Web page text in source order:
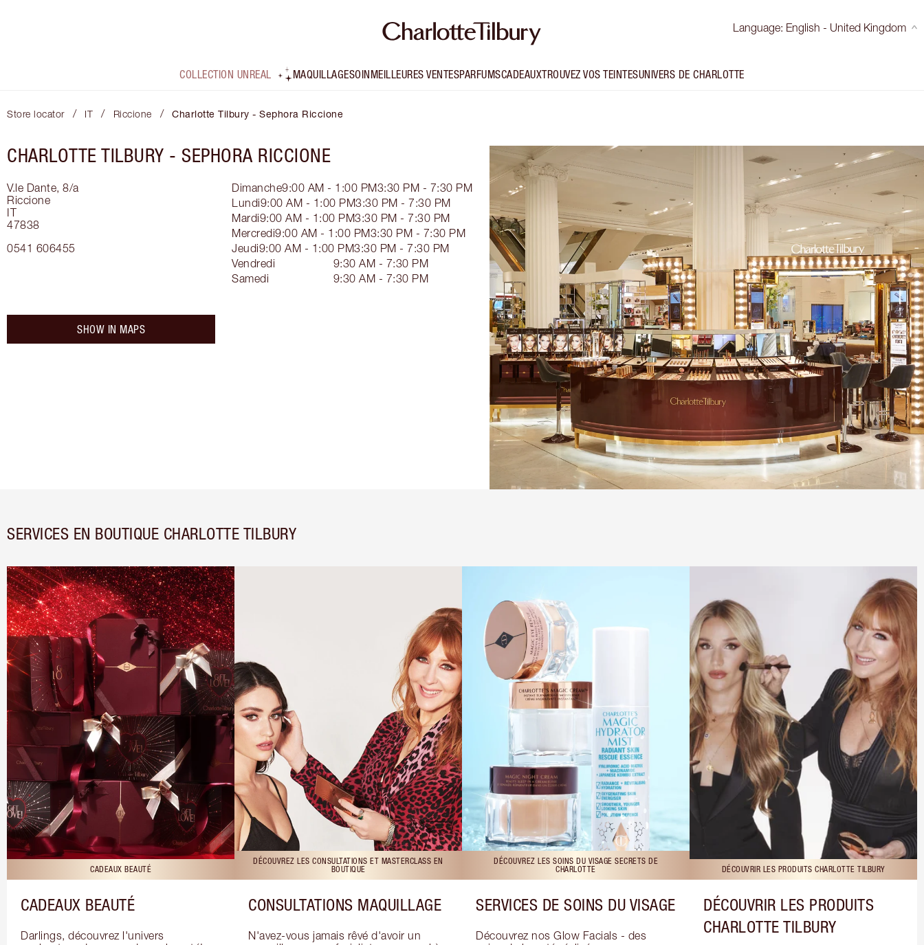
Language: English - United Kingdom
COLLECTION UNREAL MAQUILLAGESOINMEILLEURES VENTESPARFUMSCADEAUXTROUVEZ VOS TEINTESUNIVERS DE CHARLOTTE
Store locator / IT / Riccione / Charlotte Tilbury - Sephora Riccione
CHARLOTTE TILBURY - SEPHORA RICCIONE
V.le Dante, 8/a
Riccione
IT
47838
0541 606455
Dimanche9:00 AM - 1:00 PM3:30 PM - 7:30 PM
Lundi9:00 AM - 1:00 PM3:30 PM - 7:30 PM
Mardi9:00 AM - 1:00 PM3:30 PM - 7:30 PM
Mercredi9:00 AM - 1:00 PM3:30 PM - 7:30 PM
Jeudi9:00 AM - 1:00 PM3:30 PM - 7:30 PM
Vendredi
9:30 AM - 7:30 PM
Samedi
9:30 AM - 7:30 PM
SHOW IN MAPS
SERVICES EN BOUTIQUE CHARLOTTE TILBURY
CADEAUX BEAUTÉ
CADEAUX BEAUTÉ
Darlings, découvrez l'univers
DÉCOUVREZ LES CONSULTATIONS ET MASTERCLASS EN
BOUTIQUE
CONSULTATIONS MAQUILLAGE
N'avez-vous jamais rêvé d'avoir un
DÉCOUVREZ LES SOINS DU VISAGE SECRETS DE
CHARLOTTE
SERVICES DE SOINS DU VISAGE
Découvrez nos Glow Facials - des
DÉCOUVRIR LES PRODUITS CHARLOTTE TILBURY
DÉCOUVRIR LES PRODUITS
CHARLOTTE TILBURY